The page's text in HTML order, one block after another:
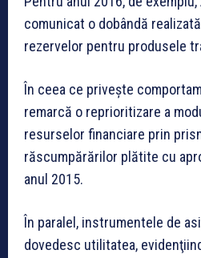
comunicat o dobândă
rezervelor pentru produsele
În ceea ce priveşte
remarcă o reprioritizare a
resurselor financiare prin
răscumpărărilor plătite cu
anul 2015.
În paralel, instrumentele de
dovedesc utilitatea,